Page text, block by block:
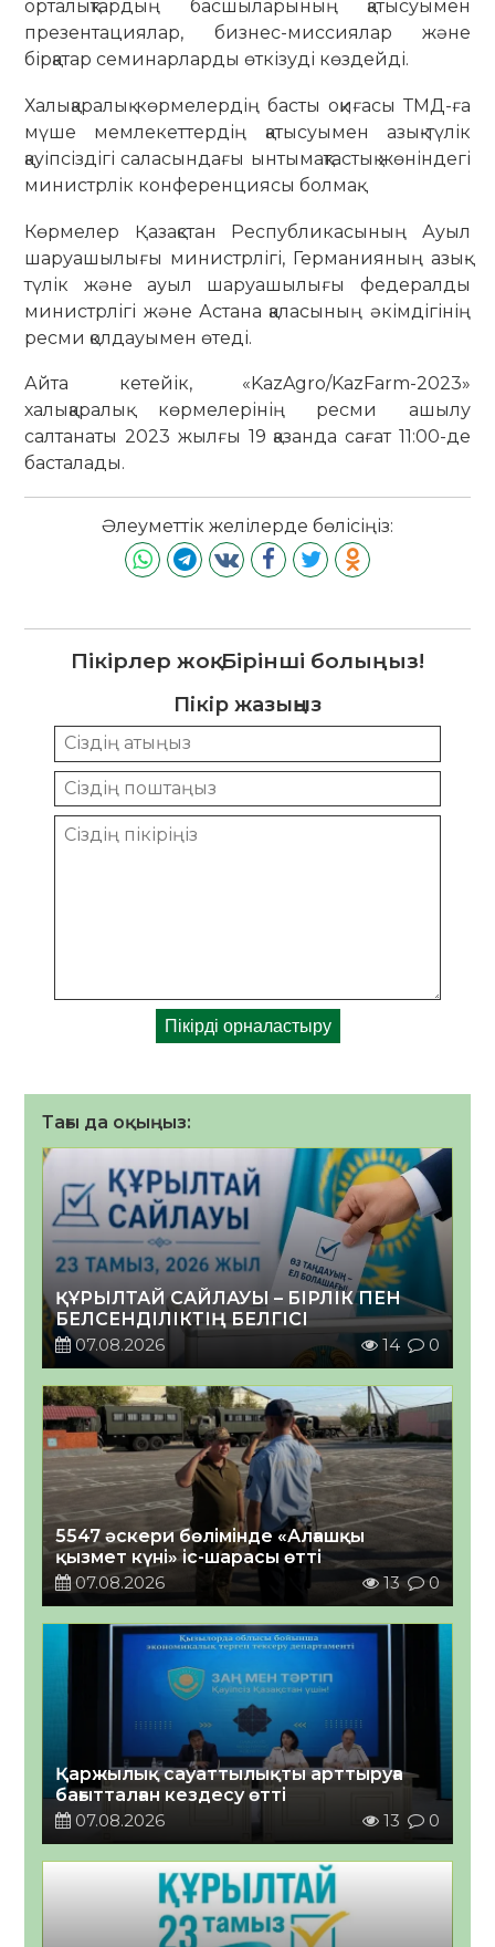
орталықтардың басшыларының қатысуымен
презентациялар, бизнес-миссиялар және
бірқатар семинарларды өткізуді көздейді.
Халықаралық көрмелердің басты оқиғасы ТМД-ға
мүше мемлекеттердің қатысуымен азық-түлік
қауіпсіздігі саласындағы ынтымақтастық жөніндегі
министрлік конференциясы болмақ.
Көрмелер Қазақстан Республикасының Ауыл
шаруашылығы министрлігі, Германияның азық-
түлік және ауыл шаруашылығы федералды
министрлігі және Астана қаласының әкімдігінің
ресми қолдауымен өтеді.
Айта кетейік, «KazAgro/KazFarm-2023»
халықаралық көрмелерінің ресми ашылу
салтанаты 2023 жылғы 19 қазанда сағат 11:00-де
басталады.
Әлеуметтік желілерде бөлісіңіз:
Пікірлер жоқ. Бірінші болыңыз!
Пікір жазыңыз
Тағы да оқыңыз:
ҚҰРЫЛТАЙ САЙЛАУЫ – БІРЛІК ПЕН
БЕЛСЕНДІЛІКТІҢ БЕЛГІСІ
07.08.2026
14 0
5547 әскери бөлімінде «Алғашқы
қызмет күні» іс-шарасы өтті
07.08.2026
13 0
Қаржылық сауаттылықты арттыруға
бағытталған кездесу өтті
07.08.2026
13 0